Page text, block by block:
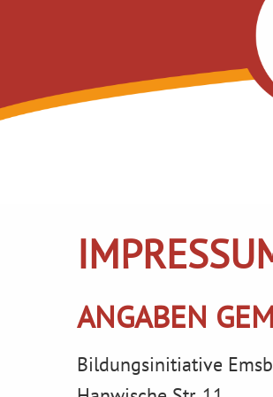
ANGABEN
Bildungsinitiative